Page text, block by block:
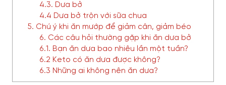
4.3. Dưa bở
4.4 Dưa bở trộn với sữa chua
5. Chú ý khi ăn mướp để giảm cân, giảm béo
6. Các câu hỏi thường gặp khi ăn dưa bở
6.1. Bạn ăn dưa bao nhiêu lần một tuần?
6.2 Keto có ăn dưa được không?
6.3 Những ai không nên ăn dưa?